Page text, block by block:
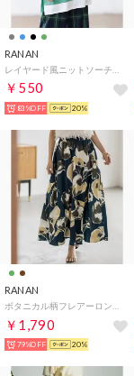
RANAN
￥550
83%OFF 20%
RANAN
￥1,790
79%OFF 20%